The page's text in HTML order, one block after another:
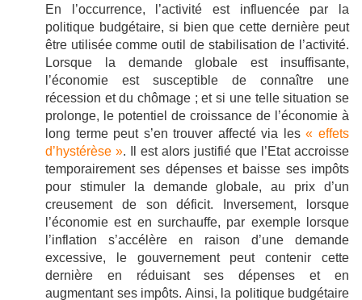
En l’occurrence, l’activité est influencée par la
politique budgétaire, si bien que cette dernière peut
être utilisée comme outil de stabilisation de l’activité.
Lorsque la demande globale est insuffisante,
l’économie est susceptible de connaître une
récession et du chômage ; et si une telle situation se
prolonge, le potentiel de croissance de l’économie à
long terme peut s’en trouver affecté via les« effets
d’hystérèse ». Il est alors justifié que l’Etat accroisse
temporairement ses dépenses et baisse ses impôts
pour stimuler la demande globale, au prix d’un
creusement de son déficit. Inversement, lorsque
l’économie est en surchauffe, par exemple lorsque
l’inflation s’accélère en raison d’une demande
excessive, le gouvernement peut contenir cette
dernière en réduisant ses dépenses et en
augmentant ses impôts. Ainsi, la politique budgétaire